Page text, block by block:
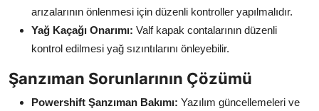
arızalarının önlenmesi için düzenli kontroller yapılmalıdır.
Yağ Kaçağı Onarımı: Valf kapak contalarının düzenli
kontrol edilmesi yağ sızıntılarını önleyebilir.
Şanzıman Sorunlarının Çözümü
Powershift Şanzıman Bakımı: Yazılım güncellemeleri ve